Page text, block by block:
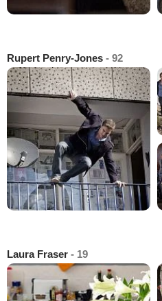
Rupert Penry-Jones - 92
Laura Fraser - 19